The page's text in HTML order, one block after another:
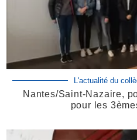
L'actualité du
Nantes/Saint-Nazaire,
pour les